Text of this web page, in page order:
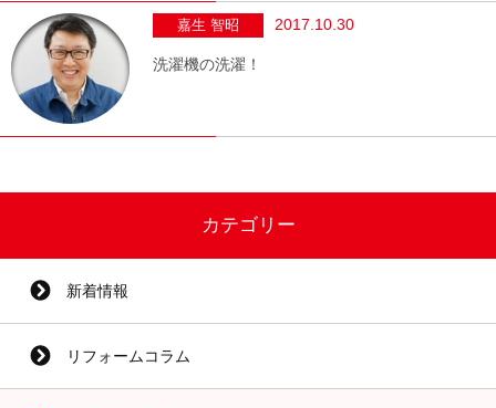
嘉生 智昭 2017.10.30
洗濯機の洗濯！
カテゴリー
新着情報
リフォームコラム